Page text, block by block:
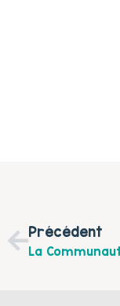
Précédent